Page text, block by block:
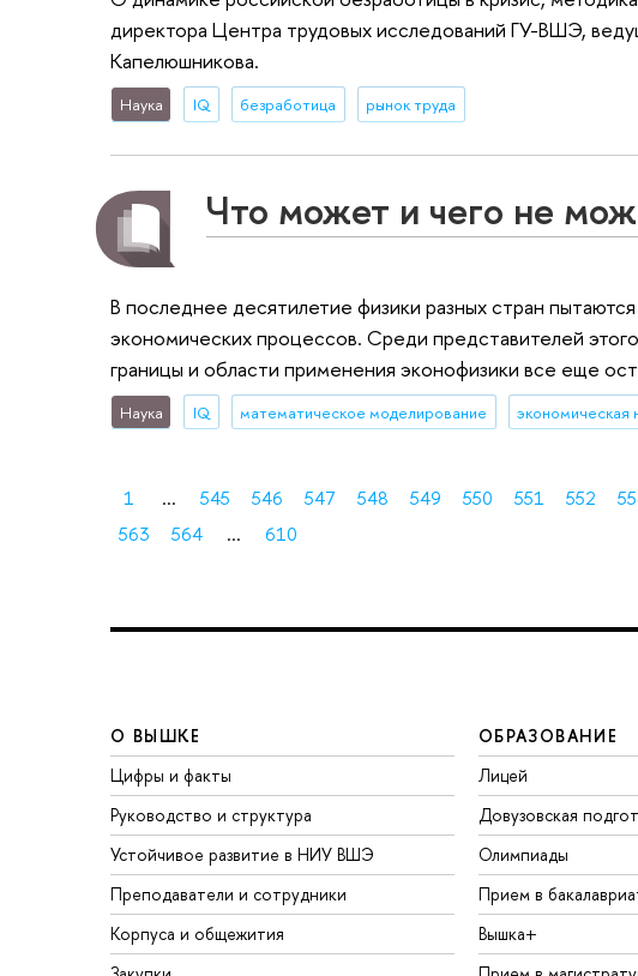
директора Центра трудовых исследований ГУ-ВШЭ,
Капелюшникова.
Наука IQ безработица рынок труда
Что может и чего не
В последнее десятилетие физики разных стран
экономических процессов. Среди представителей
границы и области применения эконофизики все еще
Наука IQ математическое моделирование экономическая
1 ... 545 546 547 548 549 550 551 552
563
564 ... 610
О ВЫШКЕ
Цифры и факты
Руководство и структура
Устойчивое развитие в НИУ ВШЭ
Преподаватели и сотрудники
Корпуса и общежития
ОБРАЗОВАНИЕ
Лицей
Довузовская
Олимпиады
Прием в
Вышка+